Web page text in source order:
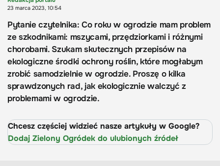
23 marca 2023, 10:54
Pytanie czytelnika: Co roku w ogrodzie mam problem
ze szkodnikami: mszycami, przędziorkami i różnymi
chorobami. Szukam skutecznych przepisów na
ekologiczne środki ochrony roślin, które mogłabym
zrobić samodzielnie w ogrodzie. Proszę o kilka
sprawdzonych rad, jak ekologicznie walczyć z
problemami w ogrodzie.
Chcesz częściej widzieć nasze artykuły w Google?
Dodaj Zielony Ogródek do ulubionych źródeł